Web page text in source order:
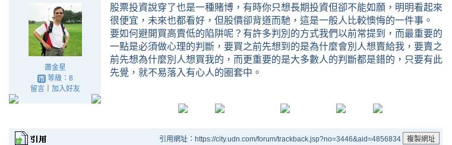
蕭金星
等級：8
留言｜ 加入好友
股票投資說穿了也是一種賭博，有時你只想長期投資但卻不能如願，明明看起來
很便宜，未來也都看好，但股價卻背道而馳，這是一般人比較懊悔的一件事。
要如何避開買高賣低的陷阱呢？有許多判別的方式我們以前常提到，而最重要的
一點是必須做心理的判斷，要買之前先想到的是為什麼會別人想賣給我，要賣之
前先想為什麼別人想買我的，而更重要的是大多數人的判斷都是錯的，只要有此
先覺，就不易落入有心人的圈套中。
引用網址：https://city.udn.com/forum/trackback.jsp?no=3446&aid=4856834